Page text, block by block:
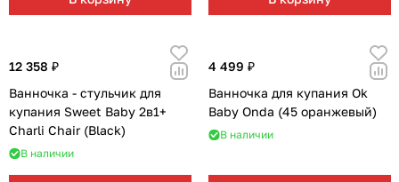
12 358 ₽
Ванночка - стульчик для
купания Sweet Baby 2в1+
Charli Chair (Black)
В наличии
4 499 ₽
Ванночка для купания Ok
Baby Onda (45 оранжевый)
В наличии